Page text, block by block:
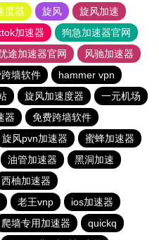
度器 旋风
旋风加速
加速器
狗急加速器官网
途加速器官网
风驰加速器
墙软件
hammer vpn
旋风加速度器
一元机场
器
免费跨墙软件
旋风pvn加速器
蜜蜂加速器
油管加速器
黑洞加速
西柚加速器
老王vnp
ios加速器
爬墙专用加速器
quickq